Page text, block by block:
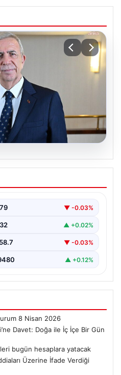
Çiftliği’ne Davet:
Geçirmeye Davet
açıklamayla ▼ -0.03%
▲ +0.02%
▼ -0.03%
▲ +0.12%
8 Nisan 2026
Davet: Doğa ile İç İçe Bir Gün
bugün hesaplara yatacak
Üzerine İfade Verdiği